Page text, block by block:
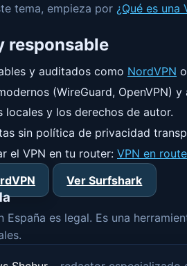
tema, empieza por ¿Qué es una
responsable
y auditados como NordVPN o
(WireGuard, OpenVPN)
locales y los derechos de autor.
sin política de privacidad
el VPN en tu router: VPN en
Ver Surfshark
España es legal. Es una